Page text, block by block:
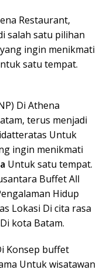
Restaurant,
salah satu pilihan
ingin menikmati
satu tempat.
Di Athena
terus menjadi
Untuk
ingin menikmati
Untuk satu tempat.
Buffet All
Hidup
Lokasi Di cita rasa
kota Batam.
Konsep buffet
Untuk wisatawan